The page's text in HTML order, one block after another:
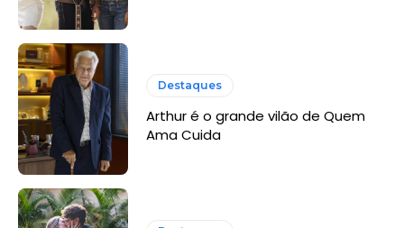
Destaques
Arthur é o grande vilão de Quem
Ama Cuida